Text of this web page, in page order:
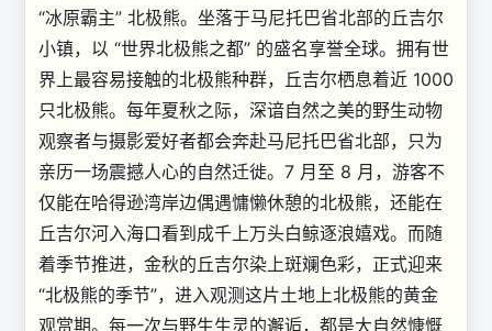
“冰原霸主” 北极熊。坐落于马尼托巴省北部的丘吉尔
小镇，以 “世界北极熊之都” 的盛名享誉全球。拥有世
界上最容易接触的北极熊种群，丘吉尔栖息着近 1000
只北极熊。每年夏秋之际，深谙自然之美的野生动物
观察者与摄影爱好者都会奔赴马尼托巴省北部，只为
亲历一场震撼人心的自然迁徙。7 月至 8 月，游客不
仅能在哈得逊湾岸边偶遇慵懒休憩的北极熊，还能在
丘吉尔河入海口看到成千上万头白鲸逐浪嬉戏。而随
着季节推进，金秋的丘吉尔染上斑斓色彩，正式迎来
“北极熊的季节”，进入观测这片土地上北极熊的黄金
观赏期。每一次与野生生灵的邂逅，都是大自然慷慨